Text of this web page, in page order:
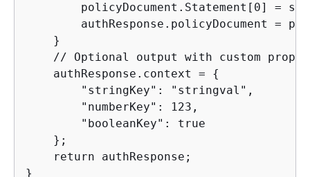
policyDocument.Statement[0] =
authResponse.policyDocument =
    }
// Optional output with custom
    authResponse.context =
{
        "stringKey": "stringval",
        "numberKey": 123,
        "booleanKey": true
    };
    return authResponse;
}